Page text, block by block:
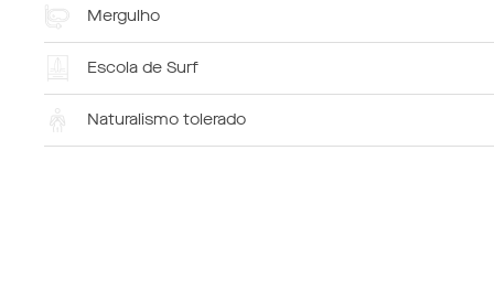
Mergulho
Escola de Surf
Naturalismo tolerado